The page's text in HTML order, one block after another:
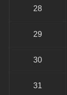
28
29
30
31